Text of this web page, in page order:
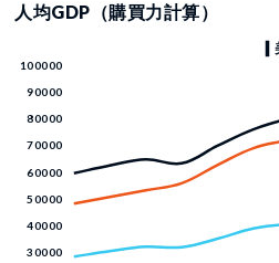
人均GDP（購買力計算）